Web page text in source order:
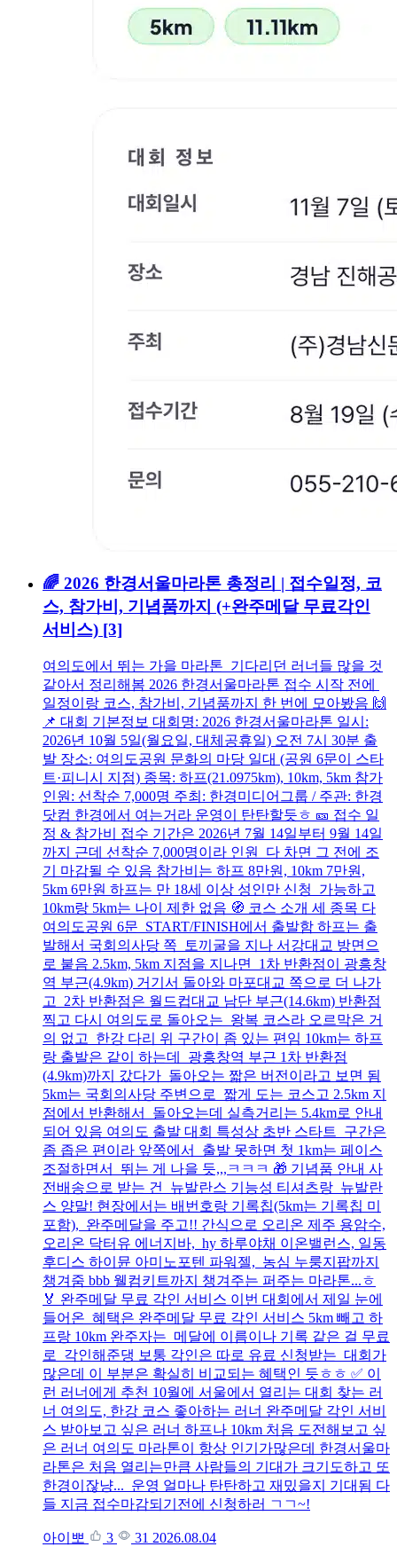
🌈 2026 한경서울마라톤 총정리 | 접수일정, 코
스, 참가비, 기념품까지 (+완주메달 무료각인
서비스) [3]
여의도에서 뛰는 가을 마라톤 기다리던 러너들 많을 것
같아서 정리해봄 2026 한경서울마라톤 접수 시작 전에
일정이랑 코스, 참가비, 기념품까지 한 번에 모아봤음 🙌
📌 대회 기본정보 대회명: 2026 한경서울마라톤 일시:
2026년 10월 5일(월요일, 대체공휴일) 오전 7시 30분 출
발 장소: 여의도공원 문화의 마당 일대 (공원 6문이 스타
트·피니시 지점) 종목: 하프(21.0975km), 10km, 5km 참가
인원: 선착순 7,000명 주최: 한경미디어그룹 / 주관: 한경
닷컴 한경에서 여는거라 운영이 탄탄할듯ㅎ 🎫 접수 일
정 & 참가비 접수 기간은 2026년 7월 14일부터 9월 14일
까지 근데 선착순 7,000명이라 인원 다 차면 그 전에 조
기 마감될 수 있음 참가비는 하프 8만원, 10km 7만원,
5km 6만원 하프는 만 18세 이상 성인만 신청 가능하고
10km랑 5km는 나이 제한 없음 🧭 코스 소개 세 종목 다
여의도공원 6문 START/FINISH에서 출발함 하프는 출
발해서 국회의사당 쪽 토끼굴을 지나 서강대교 방면으
로 붙음 2.5km, 5km 지점을 지나면 1차 반환점이 광흥창
역 부근(4.9km) 거기서 돌아와 마포대교 쪽으로 더 나가
고 2차 반환점은 월드컵대교 남단 부근(14.6km) 반환점
찍고 다시 여의도로 돌아오는 왕복 코스라 오르막은 거
의 없고 한강 다리 위 구간이 좀 있는 편임 10km는 하프
랑 출발은 같이 하는데 광흥창역 부근 1차 반환점
(4.9km)까지 갔다가 돌아오는 짧은 버전이라고 보면 됨
5km는 국회의사당 주변으로 짧게 도는 코스고 2.5km 지
점에서 반환해서 돌아오는데 실측거리는 5.4km로 안내
되어 있음 여의도 출발 대회 특성상 초반 스타트 구간은
좀 좁은 편이라 앞쪽에서 출발 못하면 첫 1km는 페이스
조절하면서 뛰는 게 나을 듯,,,ㅋㅋㅋ 🎁 기념품 안내 사
전배송으로 받는 건 뉴발란스 기능성 티셔츠랑 뉴발란
스 양말! 현장에서는 배번호랑 기록칩(5km는 기록칩 미
포함), 완주메달을 주고!! 간식으로 오리온 제주 용암수,
오리온 닥터유 에너지바, hy 하루야채 이온밸런스, 일동
후디스 하이뮨 아미노포텐 파워젤, 농심 누룽지팝까지
챙겨줌 bbb 웰컴키트까지 챙겨주는 퍼주는 마라톤...ㅎ
🏅 완주메달 무료 각인 서비스 이번 대회에서 제일 눈에
들어온 혜택은 완주메달 무료 각인 서비스 5km 빼고 하
프랑 10km 완주자는 메달에 이름이나 기록 같은 걸 무료
로 각인해준댕 보통 각인은 따로 유료 신청받는 대회가
많은데 이 부분은 확실히 비교되는 혜택인 듯ㅎㅎ ✅ 이
런 러너에게 추천 10월에 서울에서 열리는 대회 찾는 러
너 여의도, 한강 코스 좋아하는 러너 완주메달 각인 서비
스 받아보고 싶은 러너 하프나 10km 처음 도전해보고 싶
은 러너 여의도 마라톤이 항상 인기가많은데 한경서울마
라톤은 처음 열리는만큼 사람들의 기대가 크기도하고 또
한경이잖냥... 운영 얼마나 탄탄하고 재밌을지 기대됨 다
들 지금 접수마감되기전에 신청하러 ㄱㄱ~!
아이뽀 3 31 2026.08.04